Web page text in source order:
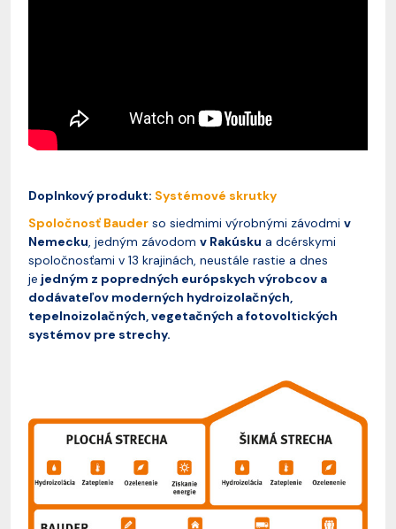
Doplnkový produkt: Systémové skrutky
Spoločnosť Bauder so siedmimi výrobnými závodmi v
Nemecku, jedným závodom v Rakúsku a dcérskymi
spoločnosťami v 13 krajinách, neustále rastie a dnes
je jedným z popredných európskych výrobcov a
dodávateľov moderných hydroizolačných,
tepelnoizolačných, vegetačných a fotovoltických
systémov pre strechy.